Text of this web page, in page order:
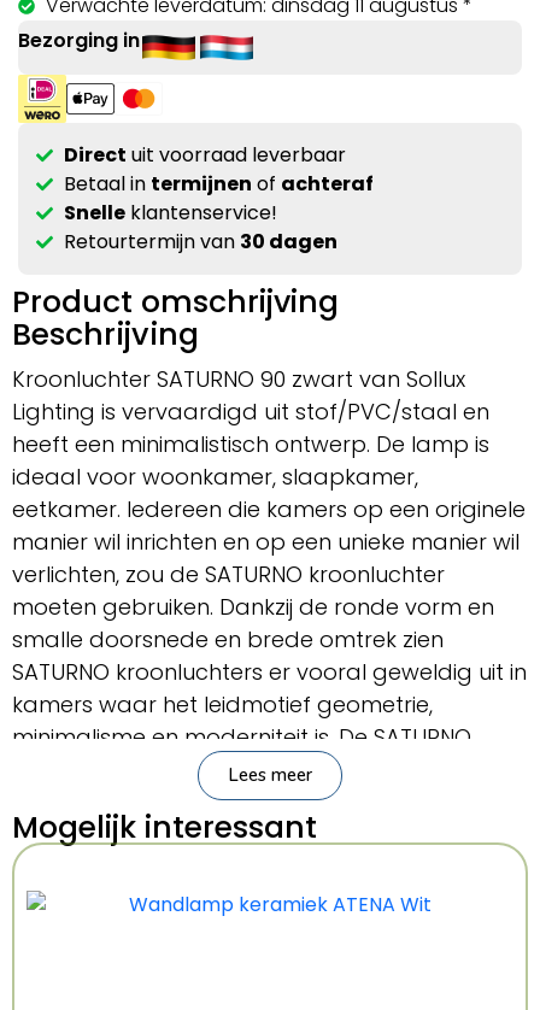
Bezorging in
Direct uit voorraad leverbaar
Betaal in termijnen of achteraf
Snelleklantenservice!
Retourtermijn van 30 dagen
Product omschrijving
Beschrijving
Kroonluchter SATURNO 90 zwart van Sollux
Lighting is vervaardigd uit stof/PVC/staal en
heeft een minimalistisch ontwerp. De lamp is
ideaal voor woonkamer, slaapkamer,
eetkamer. Iedereen die kamers op een originele
manier wil inrichten en op een unieke manier wil
verlichten, zou de SATURNO kroonluchter
moeten gebruiken. Dankzij de ronde vorm en
smalle doorsnede en brede omtrek zien
SATURNO kroonluchters er vooral geweldig uit in
kamers waar het leidmotief geometrie,
minimalisme en moderniteit is. De SATURNO
kroonluchter is echter niet alleen effectief in
modern interieurontwerp, het ziet er ook erg
mooi uit in traditionele kamers. Het is de
perfecte keuze voor mensen die van elegantie
houden.
Lees meer
Mogelijk interessant